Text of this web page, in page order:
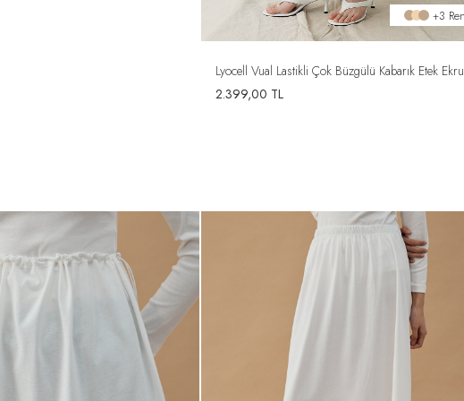
+3
Lyocell Vual Lastikli Çok Büzgülü Kabarık Etek Ekru
2.399,00 TL